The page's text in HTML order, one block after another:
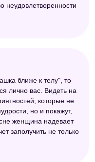
неудовлетворенности
ближе к телу", то
лично вас. Видеть на
которые не
но и покажут,
женщина надевает
заполучить не только